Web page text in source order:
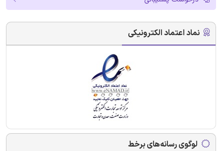
نماد اعتماد الکترونیکی
لوگوی رسانه‌های برخط